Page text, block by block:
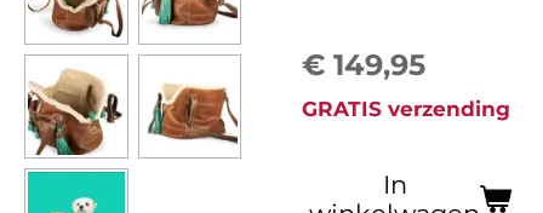
€ 149,95
GRATIS verzending
In